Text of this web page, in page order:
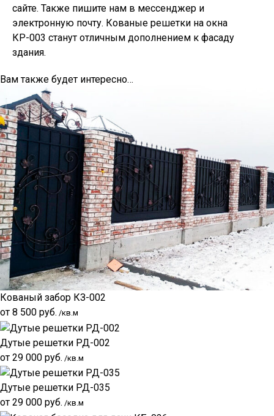
сайте. Также пишите нам в мессенджер и
электронную почту. Кованые решетки на окна
КР-003 станут отличным дополнением к фасаду
здания.
Вам также будет интересно…
Кованый забор КЗ-002
от 8 500 руб. /кв.м
Дутые решетки РД-002
от 29 000 руб. /кв.м
Дутые решетки РД-035
от 29 000 руб. /кв.м